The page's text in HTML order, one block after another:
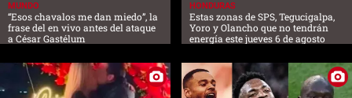
MUNDO
“Esos chavalos me dan miedo”, la
frase del en vivo antes del ataque
a César Gastélum
HONDURAS
Estas zonas de SPS, Tegucigalpa,
Yoro y Olancho que no tendrán
energía este jueves 6 de agosto